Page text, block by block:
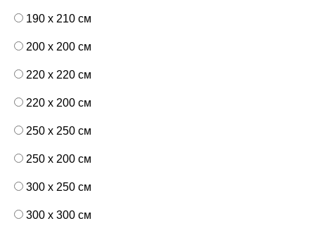
190 x 210 см
200 x 200 см
220 x 220 см
220 x 200 см
250 x 250 см
250 x 200 см
300 x 250 см
300 x 300 см